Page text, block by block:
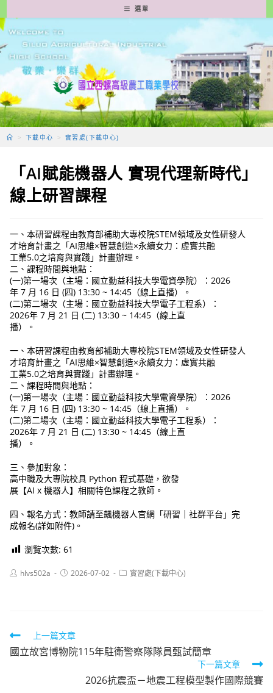
轉
至
要
容
選單
> 下載中心 > 實習處(下載中心)
「AI賦能機器人 實現代理新時代」
線上研習課程
一、本研習課程由教育部補助大專校院STEM領域及女性研發人
才培育計畫之「AI思維×智慧創造×永續女力：虛實共融
工業5.0之培育與實踐」計畫辦理。
二、課程時間與地點：
(一)第一場次（主場：國立勤益科技大學電資學院）：2026
年 7 月 16 日 (四) 13:30 ~ 14:45（線上直播）。
(二)第二場次（主場：國立勤益科技大學電子工程系）：
2026年 7 月 21 日 (二) 13:30 ~ 14:45（線上直
播）。
一、本研習課程由教育部補助大專校院STEM領域及女性研發人
才培育計畫之「AI思維×智慧創造×永續女力：虛實共融
工業5.0之培育與實踐」計畫辦理。
二、課程時間與地點：
(一)第一場次（主場：國立勤益科技大學電資學院）：2026
年 7 月 16 日 (四) 13:30 ~ 14:45（線上直播）。
(二)第二場次（主場：國立勤益科技大學電子工程系）：
2026年 7 月 21 日 (二) 13:30 ~ 14:45（線上直
播）。
三、參加對象：
高中職及大專院校具 Python 程式基礎，欲發
展【AI x 機器人】相關特色課程之教師。
四、報名方式：教師請至飆機器人官網「研習｜社群平台」完
成報名(詳如附件)。
瀏覽次數: 61
Posthlvs502a
Post2026-07-02
Post實習處(下載中心)
Read
more
上一篇文章
國立故宮博物院115年駐衛警察隊隊員甄試簡章
下一篇文章
2026抗震盃－地震工程模型製作國際競賽